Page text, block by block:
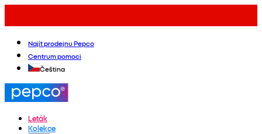
Najít prodejnu Pepco
Centrum pomoci
Čeština
Leták
Kolekce